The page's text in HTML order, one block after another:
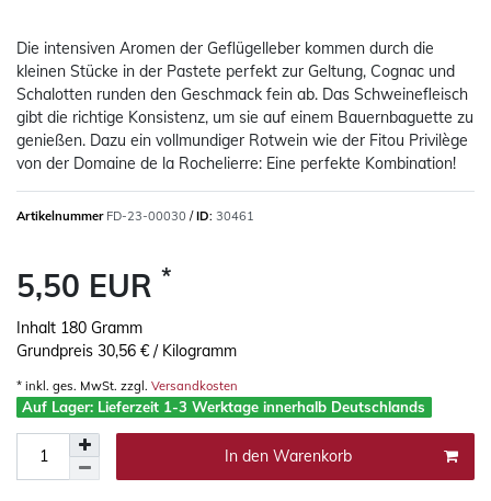
Die intensiven Aromen der Geflügelleber kommen durch die
kleinen Stücke in der Pastete perfekt zur Geltung, Cognac und
Schalotten runden den Geschmack fein ab. Das Schweinefleisch
gibt die richtige Konsistenz, um sie auf einem Bauernbaguette zu
genießen. Dazu ein vollmundiger Rotwein wie der Fitou Privilège
von der Domaine de la Rochelierre: Eine perfekte Kombination!
Artikelnummer FD-23-00030 /ID: 30461
5,50 EUR *
Inhalt 180 Gramm
Grundpreis 30,56 € / Kilogramm
* inkl. ges. MwSt. zzgl. Versandkosten
Auf Lager: Lieferzeit 1-3 Werktage innerhalb Deutschlands
In den Warenkorb